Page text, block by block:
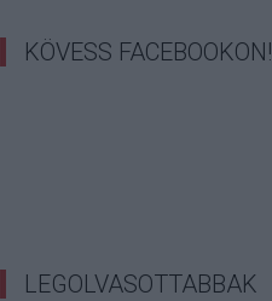
KÖVESS FACEBOOKON!
LEGOLVASOTTABBAK